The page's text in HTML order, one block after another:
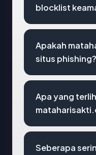
blocklist
Apakah
situs phishing?
Apa yang
Seberapa